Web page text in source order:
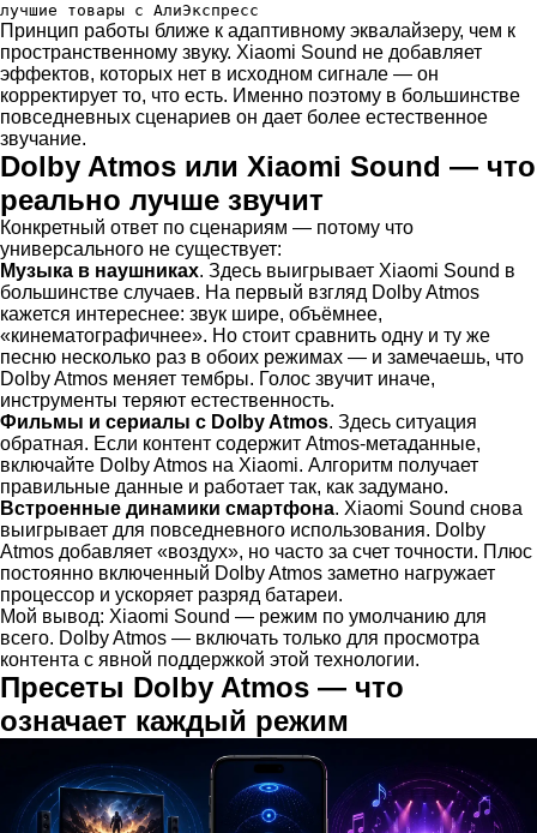
лучшие товары с АлиЭкспресс
Принцип работы ближе к адаптивному эквалайзеру, чем к
пространственному звуку. Xiaomi Sound не добавляет
эффектов, которых нет в исходном сигнале — он
корректирует то, что есть. Именно поэтому в большинстве
повседневных сценариев он дает более естественное
звучание.
Dolby Atmos или Xiaomi Sound — что
реально лучше звучит
Конкретный ответ по сценариям — потому что
универсального не существует:
Музыка в наушниках. Здесь выигрывает Xiaomi Sound в
большинстве случаев. На первый взгляд Dolby Atmos
кажется интереснее: звук шире, объёмнее,
«кинематографичнее». Но стоит сравнить одну и ту же
песню несколько раз в обоих режимах — и замечаешь, что
Dolby Atmos меняет тембры. Голос звучит иначе,
инструменты теряют естественность.
Фильмы и сериалы с Dolby Atmos. Здесь ситуация
обратная. Если контент содержит Atmos-метаданные,
включайте Dolby Atmos на Xiaomi. Алгоритм получает
правильные данные и работает так, как задумано.
Встроенные динамики смартфона. Xiaomi Sound снова
выигрывает для повседневного использования. Dolby
Atmos добавляет «воздух», но часто за счет точности. Плюс
постоянно включенный Dolby Atmos заметно нагружает
процессор и ускоряет разряд батареи.
Мой вывод: Xiaomi Sound — режим по умолчанию для
всего. Dolby Atmos — включать только для просмотра
контента с явной поддержкой этой технологии.
Пресеты Dolby Atmos — что
означает каждый режим